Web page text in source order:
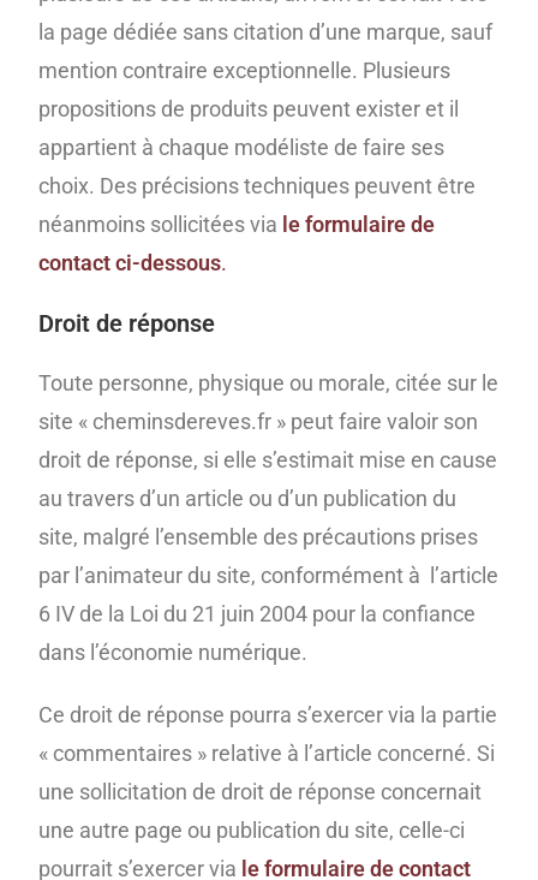
la page dédiée sans citation d’une marque, sauf
mention contraire exceptionnelle. Plusieurs
propositions de produits peuvent exister et il
appartient à chaque modéliste de faire ses
choix. Des précisions techniques peuvent être
néanmoins sollicitées via le formulaire de
contact ci-dessous.
Droit de réponse
Toute personne, physique ou morale, citée sur le
site « cheminsdereves.fr » peut faire valoir son
droit de réponse, si elle s’estimait mise en cause
au travers d’un article ou d’un publication du
site, malgré l’ensemble des précautions prises
par l’animateur du site, conformément à l’article
6 IV de la Loi du 21 juin 2004 pour la confiance
dans l’économie numérique.
Ce droit de réponse pourra s’exercer via la partie
« commentaires » relative à l’article concerné. Si
une sollicitation de droit de réponse concernait
une autre page ou publication du site, celle-ci
pourrait s’exercer via le formulaire de contact